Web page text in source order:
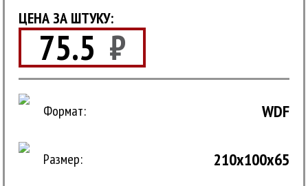
ЦЕНА ЗА ШТУКУ:
75.5 ₽
Формат: WDF
Размер: 210x100x65